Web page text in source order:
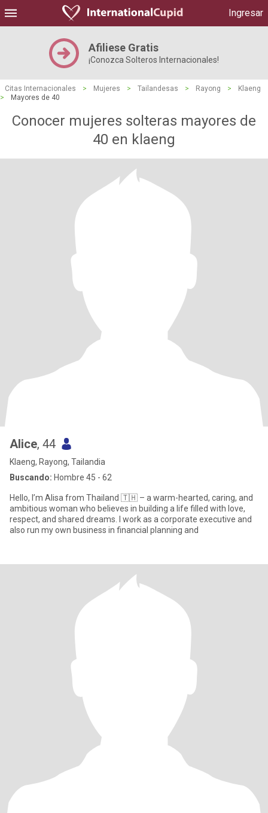
Ingresar
Afiliese Gratis
¡Conozca Solteros Internacionales!
Citas Internacionales > Mujeres > Tailandesas > Rayong >
Klaeng
>
Mayores de 40
Conocer mujeres solteras mayores de
40 en klaeng
Alice, 44
Klaeng, Rayong, Tailandia
Buscando: Hombre 45 - 62
Hello, I’m Alisa from Thailand 🇹🇭 – a warm-hearted, caring, and
ambitious woman who believes in building a life filled with love,
respect, and shared dreams. I work as a corporate executive and
also run my own business in financial planning and